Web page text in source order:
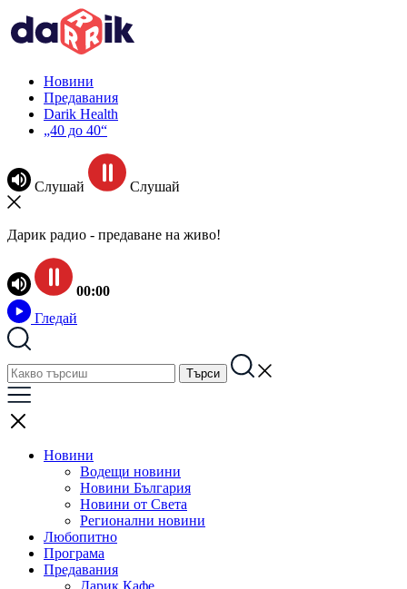
Новини
Предавания
Darik Health
„40 до 40“
Слушай Слушай
Дарик радио - предаване на живо!
00:00
Гледай
Новини
Водещи новини
Новини България
Новини от Света
Регионални новини
Любопитно
Програма
Предавания
Дарик Кафе